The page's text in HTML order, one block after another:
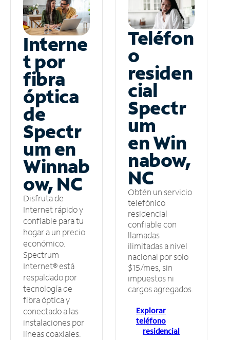
Interne
t por
fibra
óptica
de
Spectr
um en
Winnab
ow, NC
Disfruta de
Internet rápido y
confiable para tu
hogar a un precio
económico.
Spectrum
Internet® está
respaldado por
tecnología de
fibra óptica y
conectado a las
instalaciones por
líneas coaxiales.
Teléfon
o
residen
cial
Spectr
um
en Win
nabow,
NC
Obtén un servicio
telefónico
residencial
confiable con
llamadas
ilimitadas a nivel
nacional por solo
$15/mes, sin
impuestos ni
cargos agregados.
Explorar
teléfono
residencial